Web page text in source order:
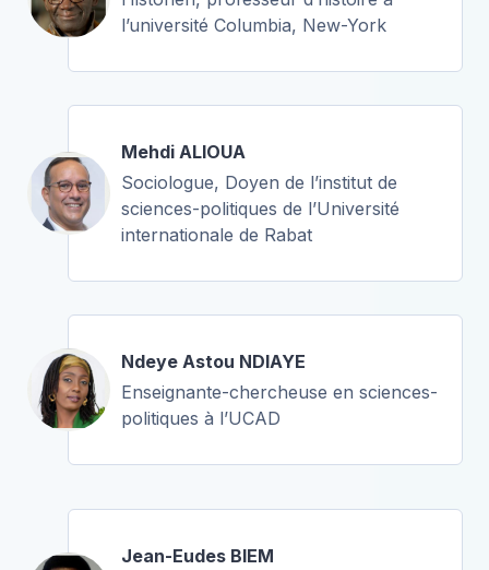
l’université Columbia, New-York
Mehdi ALIOUA
Sociologue, Doyen de l’institut de
sciences-politiques de l’Université
internationale de Rabat
Ndeye Astou NDIAYE
Enseignante-chercheuse en sciences-
politiques à l’UCAD
Jean-Eudes BIEM